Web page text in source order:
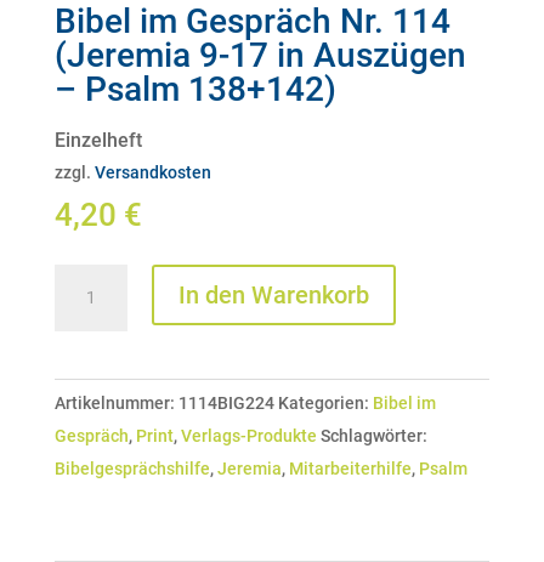
Bibel im Gespräch Nr. 114
(Jeremia 9-17 in Auszügen
– Psalm 138+142)
Einzelheft
zzgl. Versandkosten
4,20 €
Nr.
114
(Jeremia
9-
In den Warenkorb
Artikelnummer: 1114BIG224 Kategorien: Bibel im
Gespräch, Print,Verlags-Produkte Schlagwörter:
Bibelgesprächshilfe,Jeremia, Mitarbeiterhilfe, Psalm